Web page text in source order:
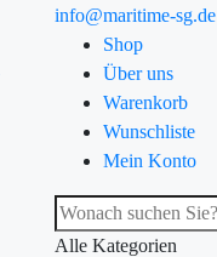
info@maritime-sg.de
Shop
Über uns
Warenkorb
Wunschliste
Mein Konto
Alle Kategorien